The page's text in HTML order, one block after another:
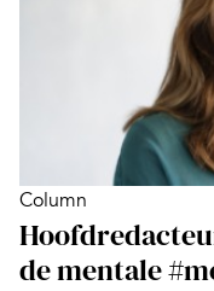
Column
de mentale